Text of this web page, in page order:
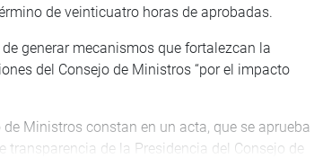
de veinticuatro horas de aprobadas.
generar mecanismos que fortalezcan la
del Consejo de Ministros “por el impacto
Ministros constan en un acta, que se aprueba
de la Presidencia del Consejo de